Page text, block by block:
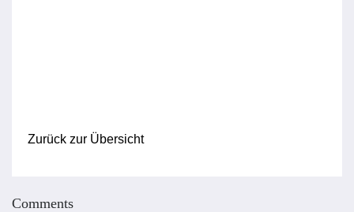
Zurück zur Übersicht
Comments